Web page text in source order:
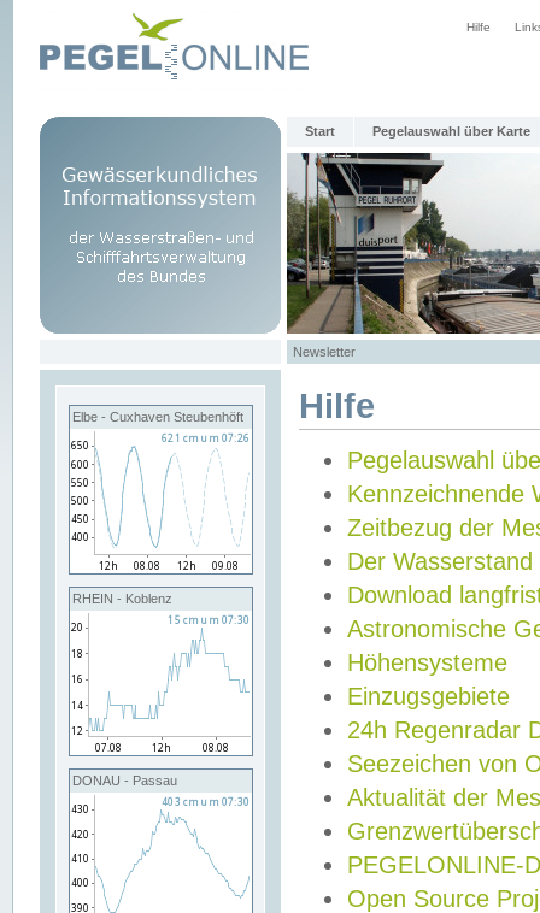
Hilfe
Start Pegelauswahl über Karte
Newsletter
Elbe - Cuxhaven Steubenhöft
RHEIN - Koblenz
DONAU - Passau
Hilfe
Pegelauswahl
Kennzeichnende
Zeitbezug der
Der Wasserstand
Download
Astronomische
Höhensysteme
Einzugsgebiete
24h Regenradar
Seezeichen von
Aktualität der
PEGELONLINE-
Open Source